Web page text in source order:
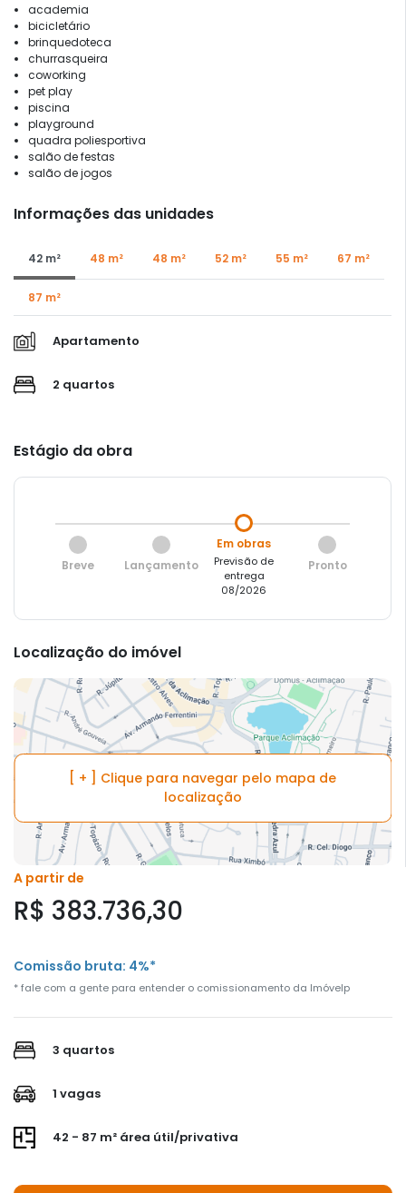
academia
bicicletário
brinquedoteca
churrasqueira
coworking
pet play
piscina
playground
quadra poliesportiva
salão de festas
salão de jogos
Informações das unidades
42 m² 48 m² 48 m² 52 m² 55 m² 67 m²
87 m²
Apartamento
2 quartos
Estágio da obra
Breve Lançamento
Em obras
Previsão de
entrega
08/2026
Pronto
Localização do imóvel
[ + ] Clique para navegar pelo mapa de
localização
A partir de
R$ 383.736,30
Comissão bruta: 4%*
* fale com a gente para entender o comissionamento da Imóvelp
3 quartos
1 vagas
42 - 87 m² área útil/privativa